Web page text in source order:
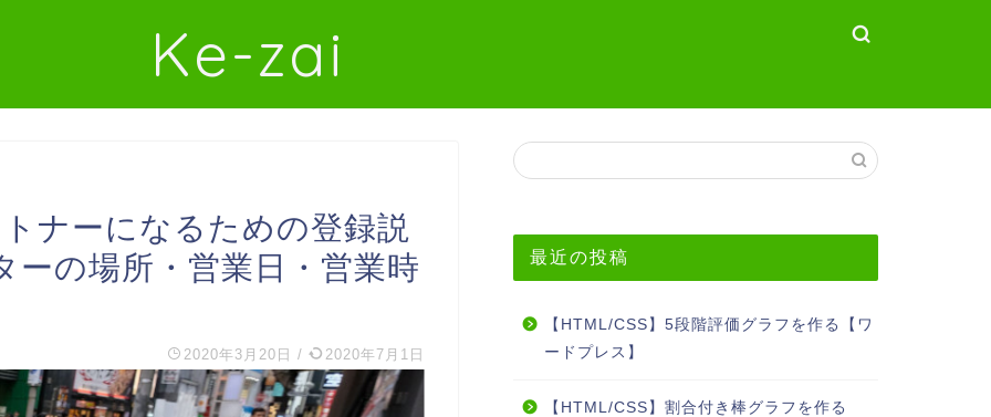
Ke-zai
ナーになるための登録説
ーの場所・営業日・営業時
2020年3月20日 / 2020年7月1日
最近の投稿
【HTML/CSS】5段階評価グラフを作る【ワ
ードプレス】
【HTML/CSS】割合付き棒グラフを作る